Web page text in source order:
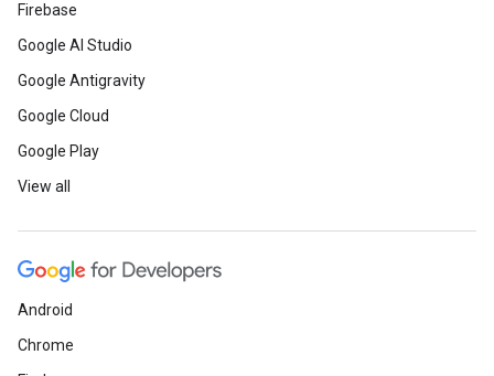
Firebase
Google AI Studio
Google Antigravity
Google Cloud
Google Play
View all
Android
Chrome